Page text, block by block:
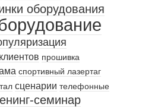
оборудования
прошивка
спортивный лазертаг
сценарии телефонные
семинар